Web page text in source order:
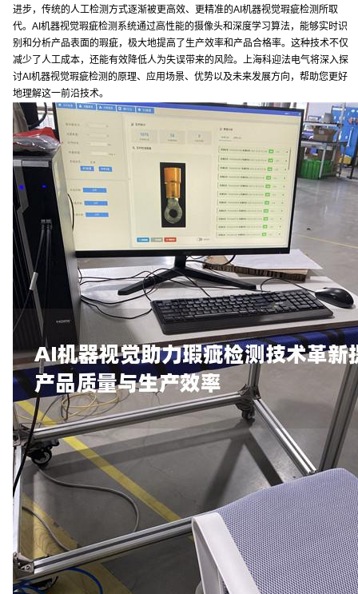
进步，传统的人工检测方式逐渐被更高效、更精准的AI机器视觉瑕疵检测所取
代。AI机器视觉瑕疵检测系统通过高性能的摄像头和深度学习算法，能够实时识
别和分析产品表面的瑕疵，极大地提高了生产效率和产品合格率。这种技术不仅
减少了人工成本，还能有效降低人为失误带来的风险。上海科迎法电气将深入探
讨AI机器视觉瑕疵检测的原理、应用场景、优势以及未来发展方向，帮助您更好
地理解这一前沿技术。